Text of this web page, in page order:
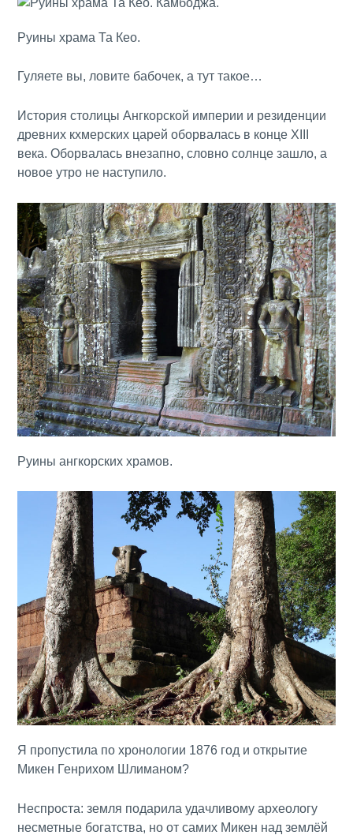
Руины храма Та Кео.
Гуляете вы, ловите бабочек, а тут такое…
История столицы Ангкорской империи и резиденции
древних кхмерских царей оборвалась в конце XIII
века. Оборвалась внезапно, словно солнце зашло, а
новое утро не наступило.
Руины ангкорских храмов.
Я пропустила по хронологии 1876 год и открытие
Микен Генрихом Шлиманом?
Неспроста: земля подарила удачливому археологу
несметные богатства, но от самих Микен над землёй